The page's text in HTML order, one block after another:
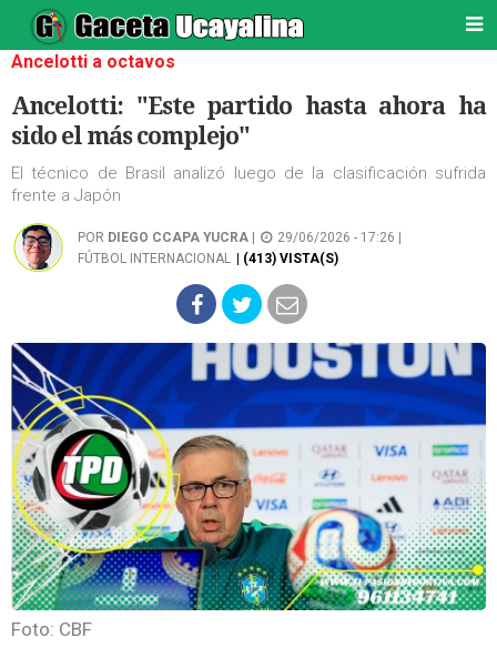
Ancelotti a octavos
Ancelotti: "Este partido hasta ahora ha
sido el más complejo"
El técnico de Brasil analizó luego de la clasificación sufrida
frente a Japón
POR DIEGO CCAPA YUCRA
29/06/2026 - 17:26 |
FÚTBOL INTERNACIONAL
| (413) VISTA(S)
Foto: CBF